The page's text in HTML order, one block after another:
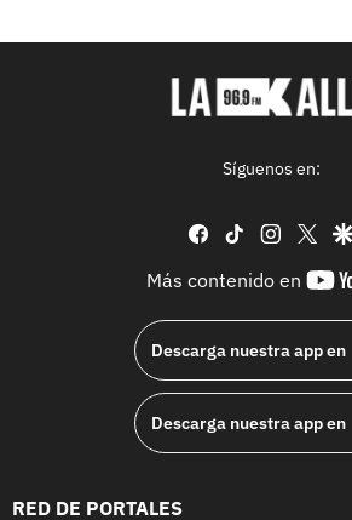
Síguenos en:
facebook
tiktok
Más contenido en
Descarga nuestra app en
Descarga nuestra app en
RED DE PORTALES